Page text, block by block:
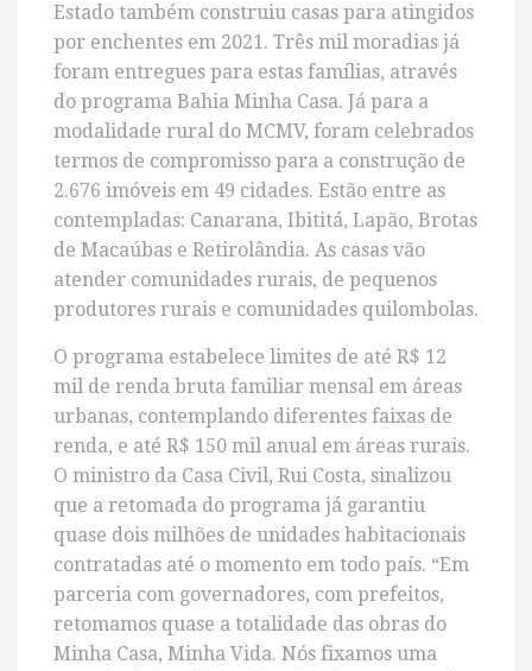
Estado também construiu casas para atingidos
por enchentes em 2021. Três mil moradias já
foram entregues para estas famílias, através
do programa Bahia Minha Casa. Já para a
modalidade rural do MCMV, foram celebrados
termos de compromisso para a construção de
2.676 imóveis em 49 cidades. Estão entre as
contempladas: Canarana, Ibititá, Lapão, Brotas
de Macaúbas e Retirolândia. As casas vão
atender comunidades rurais, de pequenos
produtores rurais e comunidades quilombolas.
O programa estabelece limites de até R$ 12
mil de renda bruta familiar mensal em áreas
urbanas, contemplando diferentes faixas de
renda, e até R$ 150 mil anual em áreas rurais.
O ministro da Casa Civil, Rui Costa, sinalizou
que a retomada do programa já garantiu
quase dois milhões de unidades habitacionais
contratadas até o momento em todo país. “Em
parceria com governadores, com prefeitos,
retomamos quase a totalidade das obras do
Minha Casa, Minha Vida. Nós fixamos uma